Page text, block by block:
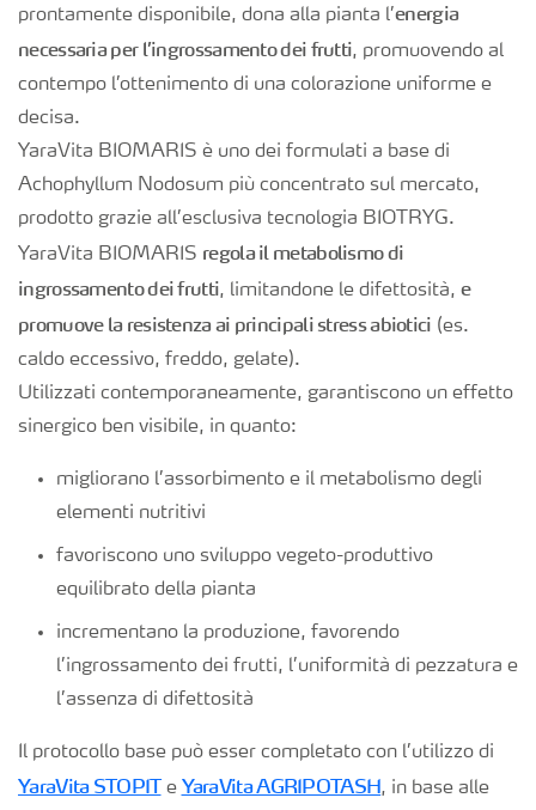
prontamente disponibile, dona alla pianta l’energia
necessaria per l’ingrossamento dei frutti, promuovendo al
contempo l’ottenimento di una colorazione uniforme e
decisa.
YaraVita BIOMARIS è uno dei formulati a base di
Achophyllum Nodosum più concentrato sul mercato,
prodotto grazie all’esclusiva tecnologia BIOTRYG.
YaraVita BIOMARIS regola il metabolismo di
ingrossamento dei frutti, limitandone le difettosità,e
promuove la resistenza ai principali stress abiotici (es.
caldo eccessivo, freddo, gelate).
Utilizzati contemporaneamente, garantiscono un effetto
sinergico ben visibile, in quanto:
migliorano l’assorbimento e il metabolismo degli
elementi nutritivi
favoriscono uno sviluppo vegeto-produttivo
equilibrato della pianta
incrementano la produzione, favorendo
l’ingrossamento dei frutti, l’uniformità di pezzatura e
l’assenza di difettosità
Il protocollo base può esser completato con l’utilizzo di
YaraVita STOPIT e YaraVita AGRIPOTASH, in base alle